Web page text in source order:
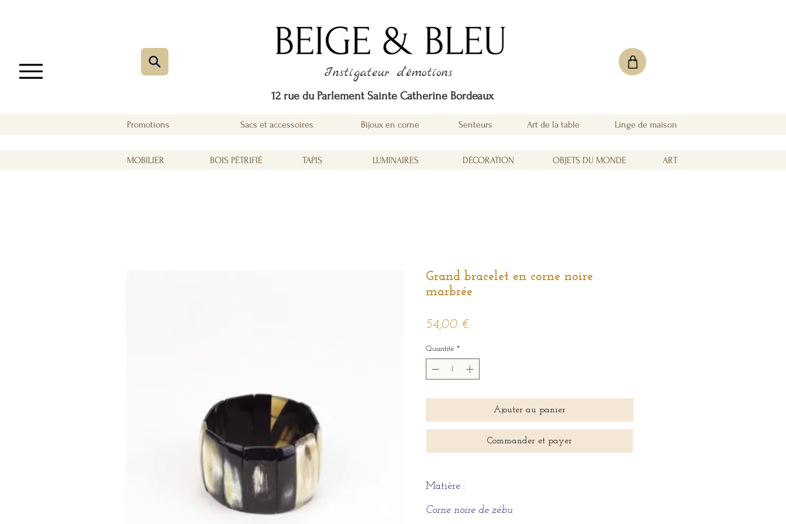
Instigateur d'émotions
12 rue du Parlement Sainte Catherine Bordeaux
Promotions Sacs et accessoires Bijoux en corne Senteurs Art de la table Linge de maison
MOBILIER BOIS PÉTRIFIÉ TAPIS LUMINAIRES DÉCORATION OBJETS DU MONDE ART
Grand bracelet en corne noire
marbrée
54,00 €Prix
Quantité *
Ajouter au panier
Commander et payer
Matière :
Corne noire de zébu